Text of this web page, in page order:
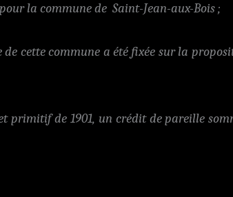
la commune de Saint-Jean-aux-Bois ;
cette commune a été fixée sur la
primitif de 1901, un crédit de pareille